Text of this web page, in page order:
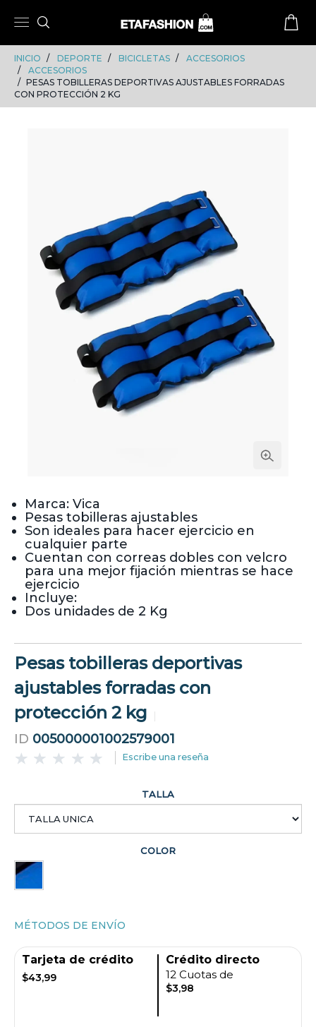
INICIO DEPORTE BICICLETAS
ACCESORIOS
ACCESORIOS
PESAS TOBILLERAS DEPORTIVAS AJUSTABLES FORRADAS
CON PROTECCIÓN 2 KG
Marca: Vica
Pesas tobilleras ajustables
Son ideales para hacer ejercicio en
cualquier parte
Cuentan con correas dobles con velcro
para una mejor fijación mientras se hace
ejercicio
Incluye:
Dos unidades de 2 Kg
Pesas tobilleras deportivas
ajustables forradas con
protección 2 kg
ID 005000001002579001
Escribe una reseña
TALLA
COLOR
MÉTODOS DE ENVÍO
Tarjeta de crédito
$43,99
Crédito directo
12 Cuotas de
$3,98